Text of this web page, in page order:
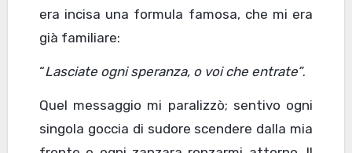
era incisa una formula famosa, che mi era
già familiare:
“Lasciate ogni speranza, o voi che entrate”.
Quel messaggio mi paralizzò; sentivo ogni
singola goccia di sudore scendere dalla mia